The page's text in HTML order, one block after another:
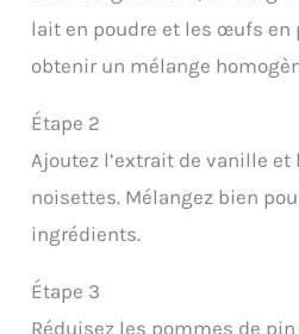
lait en poudre et les œufs en
obtenir un mélange
Étape 2
Ajoutez l’extrait de vanille et
noisettes. Mélangez bien
ingrédients.
Étape 3
Réduisez les pommes de pin